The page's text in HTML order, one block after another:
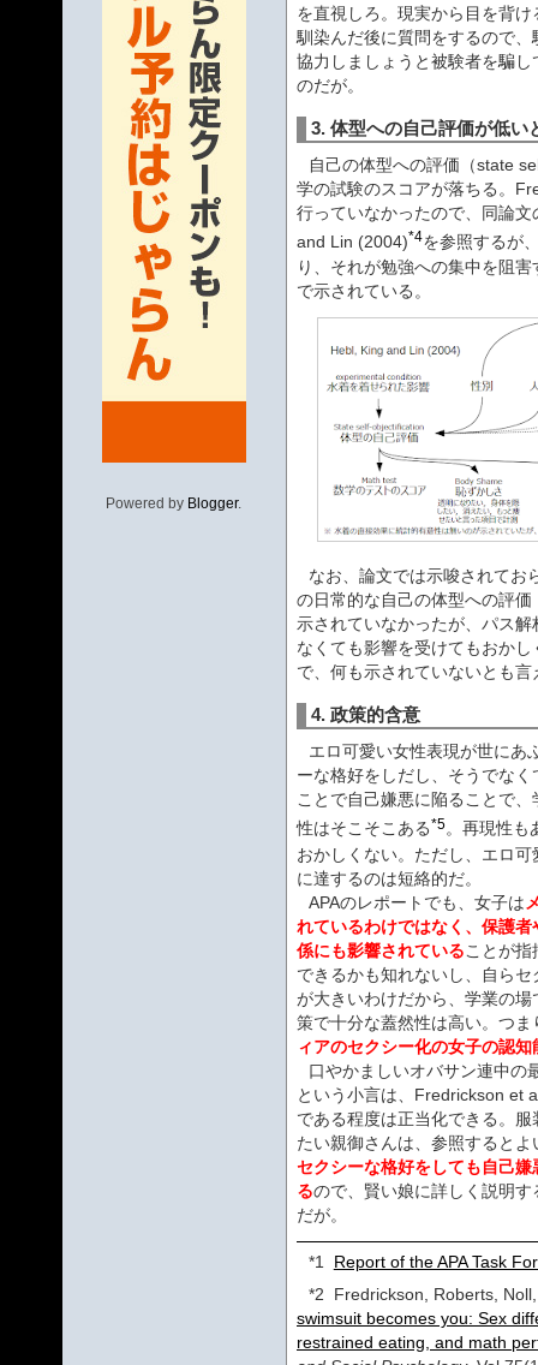
Powered by Blogger.
を直視しろ。現実から目を背
馴染んだ後に質問をするので
協力しましょうと被験者を騙
のだが。
3. 体型への自己評価が低い
自己の体型への評価（state
学の試験のスコアが落ちる。
行っていなかったので、同論
and Lin (2004)*4を参照するが
り、それが勉強への集中を阻
で示されている。
なお、論文では示唆されてお
の日常的な自己の体型への評
示されていなかったが、パス
なくても影響を受けてもおか
で、何も示されていないとも言
4. 政策的含意
エロ可愛い女性表現が世にあ
ーな格好をしだし、そうでな
ことで自己嫌悪に陥ることで
性はそこそこある*5。再現性も
おかしくない。ただし、エロ
に達するのは短絡的だ。
APAのレポートでも、女子は
れているわけではなく、保護
係にも影響されていることが
できるかも知れないし、自ら
が大きいわけだから、学業の
策で十分な蓋然性は高い。つ
ィアのセクシー化の女子の認
口やかましいオバサン連中の
という小言は、Fredrickson et
である程度は正当化できる。
たい親御さんは、参照するとよ
セクシーな格好をしても自己
るので、賢い娘に詳しく説明
だが。
*1
Report of the APA Task
*2
Fredrickson, Roberts,
swimsuit becomes you: Sex
restrained eating, and math